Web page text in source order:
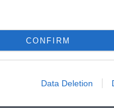
CONFIRM
Data Deletion
η κλήρωση της Allwyn
League 1 για τη σεζόν